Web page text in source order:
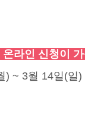
라인 신청이 가
~ 3월 14일(일